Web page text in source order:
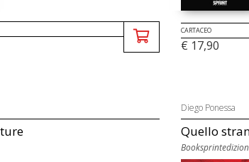
CARTACEO
€ 17,90
Diego Ponessa
Quello